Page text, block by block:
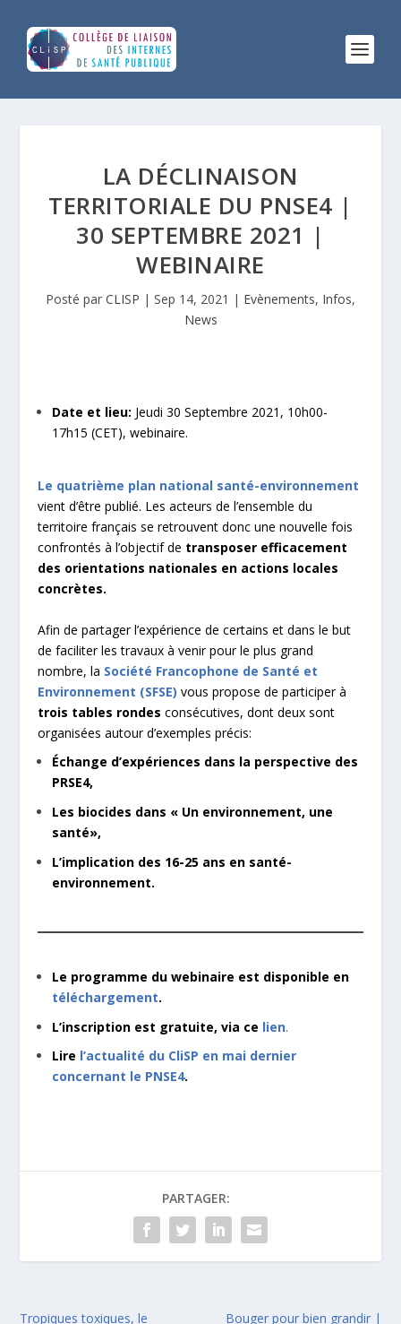
LA DÉCLINAISON
TERRITORIALE DU PNSE4 |
30 SEPTEMBRE 2021 |
WEBINAIRE
Posté par CLISP | Sep 14, 2021 | Evènements, Infos,
News
Date et lieu: Jeudi 30 Septembre 2021, 10h00-
17h15 (CET), webinaire.
Le quatrième plan national santé-environnement
vient d’être publié. Les acteurs de l’ensemble du
territoire français se retrouvent donc une nouvelle fois
confrontés à l’objectif de transposer efficacement
des orientations nationales en actions locales
concrètes.
Afin de partager l’expérience de certains et dans le but
de faciliter les travaux à venir pour le plus grand
nombre, la Société Francophone de Santé et
Environnement (SFSE) vous propose de participer à
trois tables rondesconsécutives, dont deux sont
organisées autour d’exemples précis:
Échange d’expériences dans la perspective des
PRSE4,
Les biocides dans « Un environnement, une
santé»,
L’implication des 16-25 ans en santé-
environnement.
Le programme du webinaire est disponible en
téléchargement.
L’inscription est gratuite, via ce lien.
Lire l’actualité du CliSP en mai dernier
concernant le PNSE4.
PARTAGER:
Tropiques toxiques, le
Bouger pour bien grandir |